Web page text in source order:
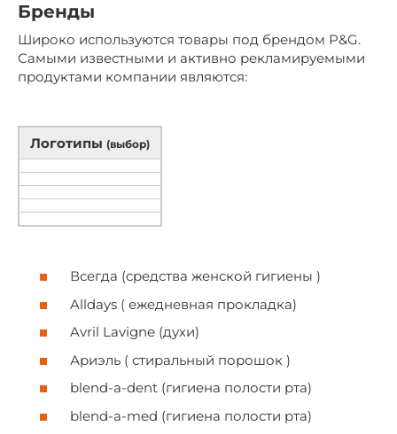
Бренды
Широко используются товары под брендом P&G.
Самыми известными и активно рекламируемыми
продуктами компании являются:
Логотипы (выбор)
Всегда (средства женской гигиены )
Alldays ( ежедневная прокладка)
Avril Lavigne (духи)
Ариэль ( стиральный порошок )
blend-a-dent (гигиена полости рта)
blend-a-med (гигиена полости рта)